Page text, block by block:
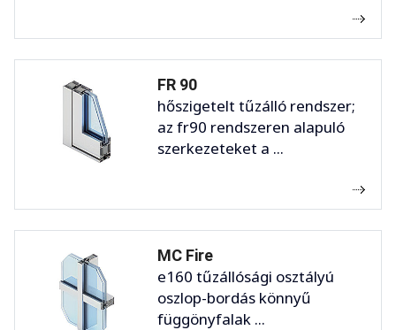
FR 90
hőszigetelt tűzálló rendszer;
az fr90 rendszeren alapuló
szerkezeteket a ...
MC Fire
e160 tűzállósági osztályú
oszlop-bordás könnyű
függönyfalak ...